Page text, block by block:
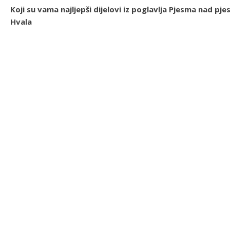
Koji su vama najljepši dijelovi iz poglavlja Pjesma nad
Hvala